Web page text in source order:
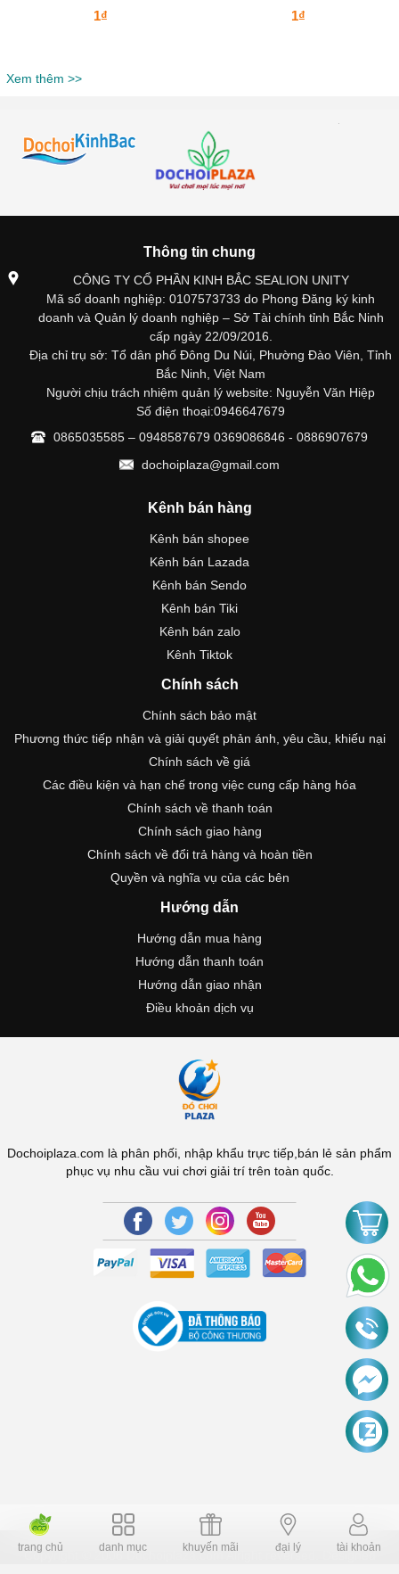
1₫ 1₫
Xem thêm >>
Thông tin chung
CÔNG TY CỔ PHẦN KINH BẮC SEALION UNITY
Mã số doanh nghiệp: 0107573733 do Phong Đăng ký kinh
doanh và Quản lý doanh nghiệp – Sở Tài chính tỉnh Bắc Ninh
cấp ngày 22/09/2016.
Địa chỉ trụ sở: Tổ dân phố Đông Du Núi, Phường Đào Viên, Tỉnh
Bắc Ninh, Việt Nam
Người chịu trách nhiệm quản lý website: Nguyễn Văn Hiệp
Số điện thoại:0946647679
0865035585 – 0948587679 0369086846 - 0886907679
dochoiplaza@gmail.com
Kênh bán hàng
Kênh bán shopee
Kênh bán Lazada
Kênh bán Sendo
Kênh bán Tiki
Kênh bán zalo
Kênh Tiktok
Chính sách
Chính sách bảo mật
Phương thức tiếp nhận và giải quyết phản ánh, yêu cầu, khiếu nại
Chính sách về giá
Các điều kiện và hạn chế trong việc cung cấp hàng hóa
Chính sách về thanh toán
Chính sách giao hàng
Chính sách về đổi trả hàng và hoàn tiền
Quyền và nghĩa vụ của các bên
Hướng dẫn
Hướng dẫn mua hàng
Hướng dẫn thanh toán
Hướng dẫn giao nhận
Điều khoản dịch vụ
Dochoiplaza.com là phân phối, nhập khẩu trực tiếp,bán lẻ sản phẩm
phục vụ nhu cầu vui chơi giải trí trên toàn quốc.
Copyright © 2006 Dochoiplaza.com Alright reversed. Designed
trang chủ danh mục khuyến mãi đại lý tài khoản